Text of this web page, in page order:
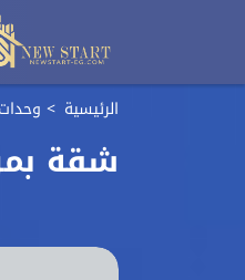
الرئيسية وحدات
شقة